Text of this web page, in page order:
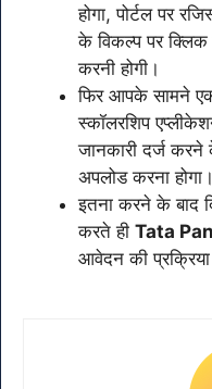
होगा, पोर्टल पर
के विकल्प पर क्लिक
करनी होगी।
फिर आपके सामने
स्कॉलरशिप
जानकारी दर्ज
अपलोड करना होगा।
इतना करने के बाद
करते ही Tata
आवेदन की प्रक्रिया